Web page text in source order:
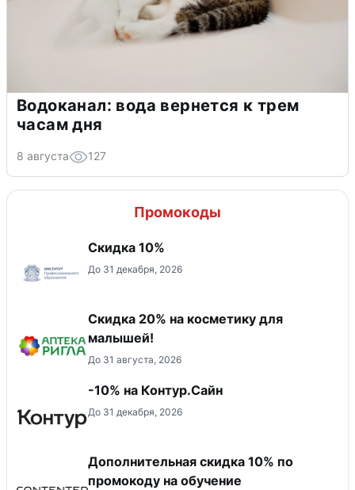
Водоканал: вода вернется к трем
часам дня
8 августа 127
Промокоды
Скидка 10%
До 31 декабря, 2026
Скидка 20% на косметику для
малышей!
До 31 августа, 2026
-10% на Контур.Сайн
До 31 декабря, 2026
Дополнительная скидка 10% по
промокоду на обучение